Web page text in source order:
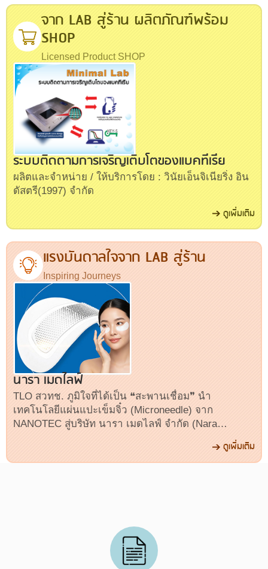
จาก LAB สู่ร้าน ผลิตภัณฑ์พร้อม
SHOP
Licensed Product SHOP
ระบบติดตามการเจริญเติบโตของแบคทีเรีย
(Minimal Lab)
ผลิตและจำหน่าย / ให้บริการโดย : วินัยเอ็นจิเนียริ่ง อิน
ดัสตรี(1997) จำกัด
ดูเพิ่มเติม
แรงบันดาลใจจาก LAB สู่ร้าน
Inspiring Journeys
นารา เมดไลฟ์
TLO สวทช. ภูมิใจที่ได้เป็น ❝สะพานเชื่อม❞ นำ
เทคโนโลยีแผ่นแปะเข็มจิ๋ว (Microneedle) จาก
NANOTEC สู่บริษัท นารา เมดไลฟ์ จำกัด (Nara
ดูเพิ่มเติม